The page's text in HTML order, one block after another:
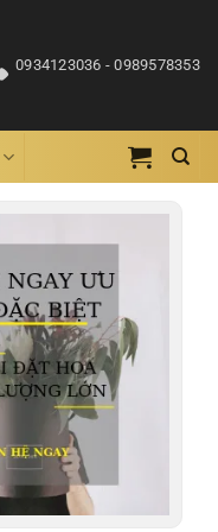
0934123036 - 0989578353